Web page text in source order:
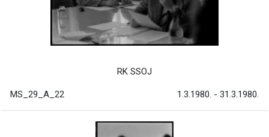
RK SSOJ
MS_29_A_22 1.3.1980. - 31.3.1980.